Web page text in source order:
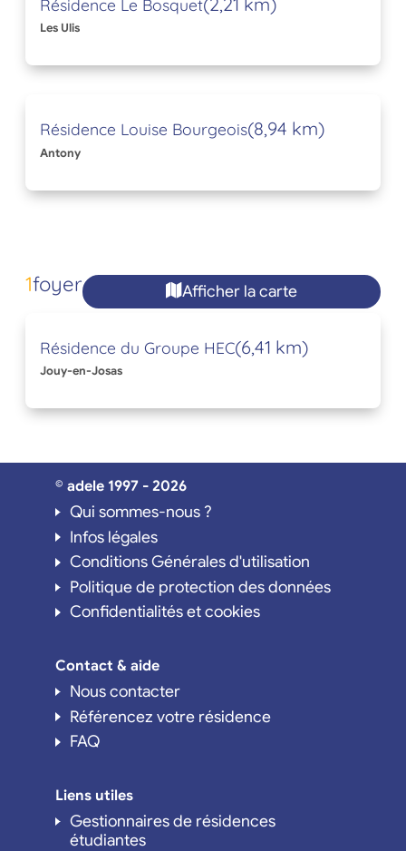
Résidence Le Bosquet
Les Ulis
Résidence Louise Bourgeois(8,94 km)
Antony
1foyer Afficher la carte
Résidence du Groupe HEC(6,41 km)
Jouy-en-Josas
© adele 1997 - 2026
Qui sommes-nous ?
Infos légales
Conditions Générales d'utilisation
Politique de protection des données
Confidentialités et cookies
Contact & aide
Nous contacter
Référencez votre résidence
FAQ
Liens utiles
Gestionnaires de résidences
étudiantes